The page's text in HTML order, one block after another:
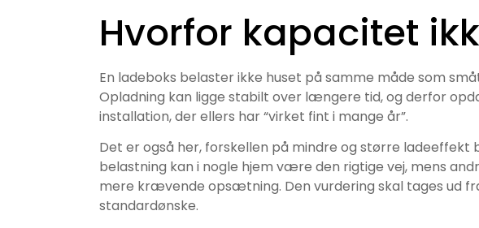
Hvorfor kapacitet
En ladeboks belaster ikke huset på samme måde som
Opladning kan ligge stabilt over længere tid, og derfor
installation, der ellers har “virket fint i mange år”.
Det er også her, forskellen på mindre og større ladeeffekt
belastning kan i nogle hjem være den rigtige vej, mens
mere krævende opsætning. Den vurdering skal tages ud
standardønske.